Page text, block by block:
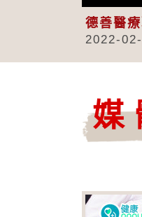
德善醫
2022-
媒